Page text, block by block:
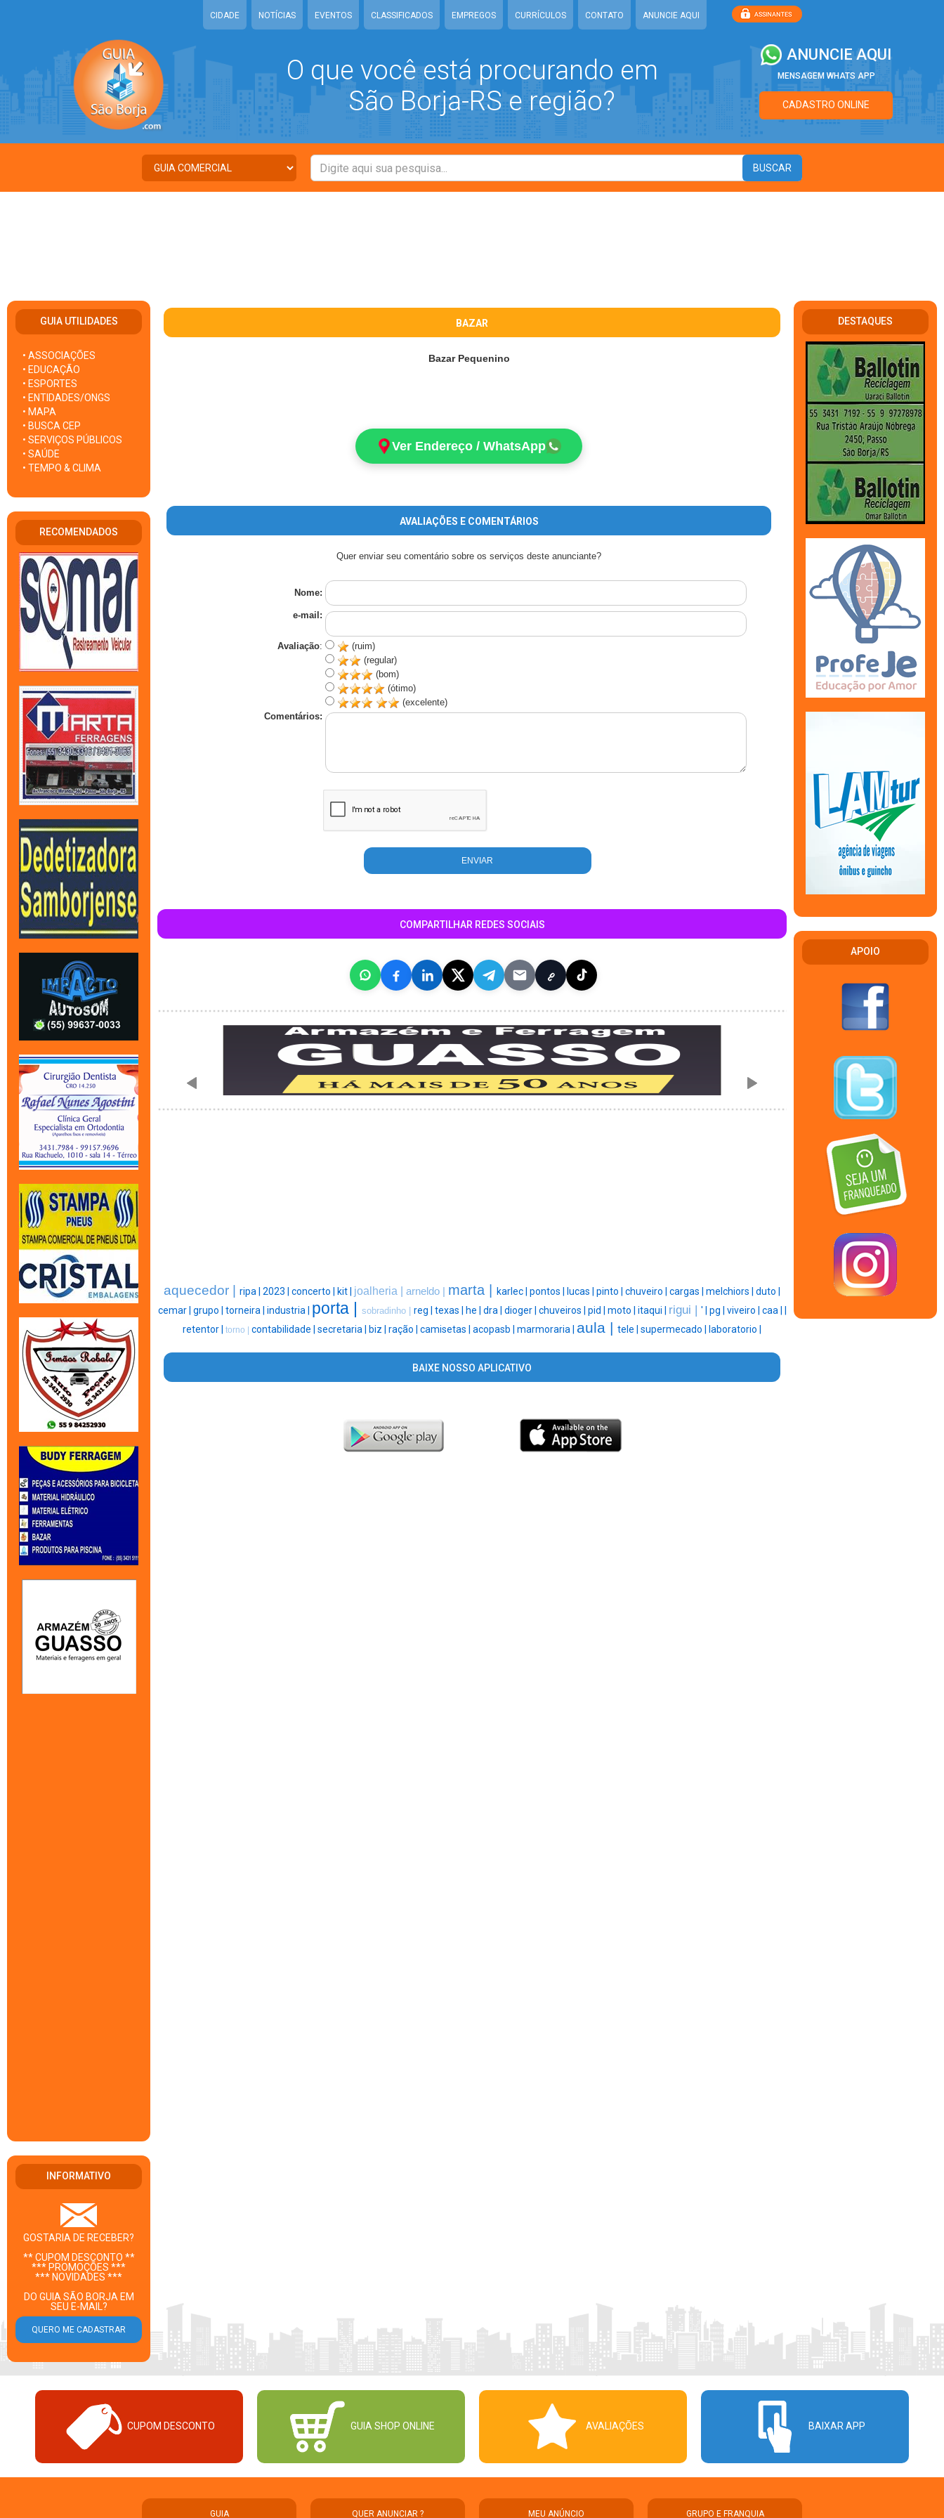
CIDADE NOTÍCIAS EVENTOS CLASSIFICADOS EMPREGOS CURRÍCULOS CONTATO ANUNCIE AQUI
O que você está procurando em
São Borja-RS e região?
ANUNCIE AQUI
MENSAGEM WHATS APP
CADASTRO ONLINE
GUIA UTILIDADES
• ASSOCIAÇÕES
• EDUCAÇÃO
• ESPORTES
• ENTIDADES/ONGS
• MAPA
• BUSCA CEP
• SERVIÇOS PÚBLICOS
• SAÚDE
• TEMPO & CLIMA
RECOMENDADOS
INFORMATIVO
GOSTARIA DE RECEBER?
** CUPOM DESCONTO **
*** PROMOÇÕES ***
*** NOVIDADES ***
DO GUIA SÃO BORJA EM
SEU E-MAIL?
BAZAR
Bazar Pequenino
Ver Endereço / WhatsApp
AVALIAÇÕES E COMENTÁRIOS
Quer enviar seu comentário sobre os serviços deste anunciante?
Nome:
e-mail:
Avaliação:
(ruim)
(regular)
(bom)
(ótimo)
(excelente)
Comentários:
COMPARTILHAR REDES SOCIAIS
aquecedor | ripa | 2023 | concerto | kit | joalheria | arneldo | marta | karlec | pontos | lucas | pinto | chuveiro | cargas | melchiors | duto |
cemar | grupo | torneira | industria | porta | sobradinho | reg | texas | he | dra | dioger | chuveiros | pid | moto | itaqui | rigui | ' | pg | viveiro | caa |
retentor | torno | contabilidade | secretaria | biz | ração | camisetas | acopasb | marmoraria | aula | tele | supermecado | laboratorio |
BAIXE NOSSO APLICATIVO
DESTAQUES
APOIO
CUPOM DESCONTO GUIA SHOP ONLINE AVALIAÇÕES BAIXAR APP
GUIA QUER ANUNCIAR ? MEU ANÚNCIO GRUPO E FRANQUIA